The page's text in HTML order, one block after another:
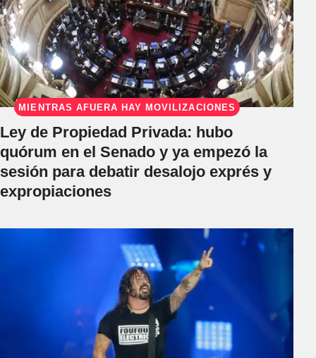
MIENTRAS AFUERA HAY MOVILIZACIONES
Ley de Propiedad Privada: hubo
quórum en el Senado y ya empezó la
sesión para debatir desalojo exprés y
expropiaciones